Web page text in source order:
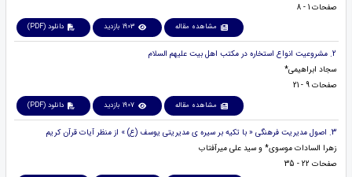
صفحات 1 - 8
مشاهده مقاله 1903 بازدید دانلود (PDF)
2. مشروعیت انواع استخاره در مکتب اهل بیت علیهم السلام
سجاد ابراهیمی*
صفحات 9 - 21
مشاهده مقاله 1907 بازدید دانلود (PDF)
3. اصول مدیریت فرهنگی « با تکیه بر سیره ی مدیریتی یوسف (ع) » از منظر آیات قرآن کریم
زهرا السادات موسوی* و سید علی میرآفتاب
صفحات 22 - 35